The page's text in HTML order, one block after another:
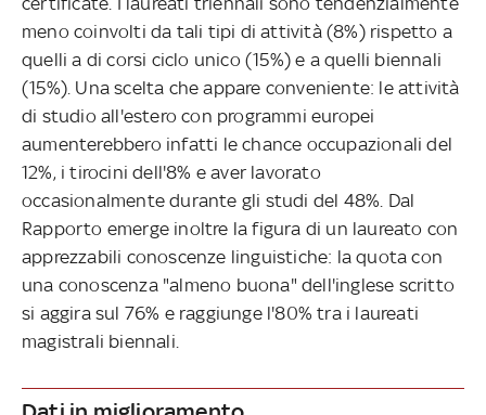
meno coinvolti da tali tipi di attività (8%) rispetto a
quelli a di corsi ciclo unico (15%) e a quelli biennali
(15%). Una scelta che appare conveniente: le attività
di studio all'estero con programmi europei
aumenterebbero infatti le chance occupazionali del
12%, i tirocini dell'8% e aver lavorato
occasionalmente durante gli studi del 48%. Dal
Rapporto emerge inoltre la figura di un laureato con
apprezzabili conoscenze linguistiche: la quota con
una conoscenza "almeno buona" dell'inglese scritto
si aggira sul 76% e raggiunge l'80% tra i laureati
magistrali biennali.